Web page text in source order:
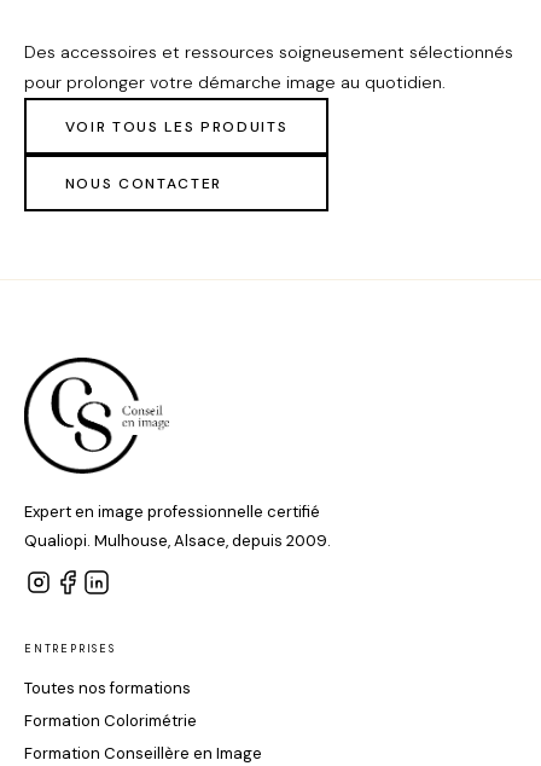
Des accessoires et ressources soigneusement sélectionnés
pour prolonger votre démarche image au quotidien.
VOIR TOUS LES PRODUITS
NOUS CONTACTER
Expert en image professionnelle certifié
Qualiopi. Mulhouse, Alsace, depuis 2009.
ENTREPRISES
Toutes nos formations
Formation Colorimétrie
Formation Conseillère en Image